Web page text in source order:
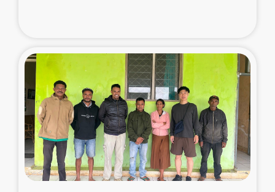
スリランカの南北女性をつなぐサリー・リサイクル・プロ
ジェクト
復興支援事業
民際教育事業